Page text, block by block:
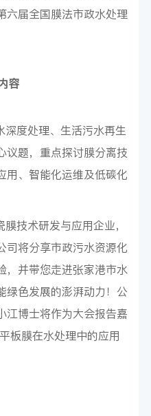
届全国膜法市政水处理
容
度处理、生活污水再生
议题，重点探讨膜分离技
用、智能化运维及低碳化
技术研发与应用企业，
司将分享市政污水资源化
，并带您走进张家港市水
绿色发展的澎湃动力！公
江博士将作为大会报告嘉
板膜在水处理中的应用